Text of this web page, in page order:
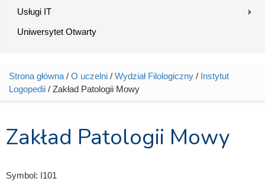
Usługi IT
Uniwersytet Otwarty
Jesteś tutaj
Strona główna / O uczelni / Wydział Filologiczny / Instytut
Logopedii / Zakład Patologii Mowy
Zakład Patologii Mowy
Symbol: I101